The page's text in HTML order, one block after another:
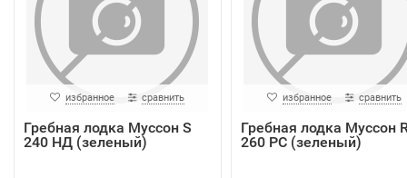
избранное сравнить
Гребная лодка Муссон S
240 НД (зеленый)
избранное сравнить
Гребная лодка Муссон
260 РС (зеленый)